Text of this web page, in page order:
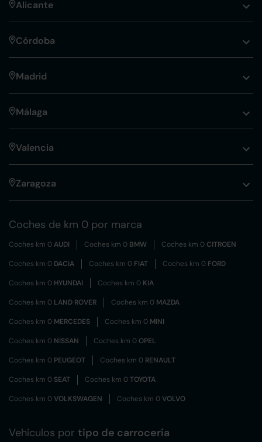
Alicante
Córdoba
Madrid
Málaga
Valencia
Zaragoza
Coches de km 0 por marca
Coches km 0AUDI Coches km 0 BMW Coches km 0CITROEN
Coches km 0 DACIA Coches km 0 FIAT Coches km 0 FORD
Coches km 0 HYUNDAI Coches km 0 KIA
Coches km 0 LAND ROVER Coches km 0 MAZDA
Coches km 0 MERCEDES Coches km 0 MINI
Coches km 0 NISSAN Coches km 0OPEL
Coches km 0 PEUGEOT Coches km 0 RENAULT
Coches km 0 SEAT Coches km 0TOYOTA
Coches km 0VOLKSWAGEN Coches km 0VOLVO
Vehículos por tipo de carrocería